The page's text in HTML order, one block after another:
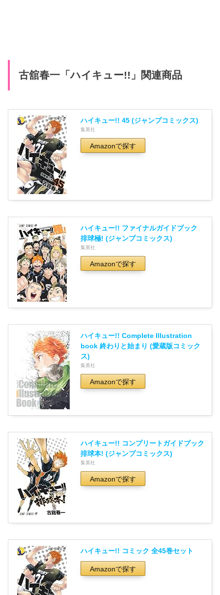
古舘春一「ハイキュー!!」関連商品
ハイキュー!! 45 (ジャンプコミックス)
集英社
Amazonで探す
ハイキュー!! ファイナルガイドブック
排球極! (ジャンプコミックス)
集英社
Amazonで探す
ハイキュー!! Complete Illustration
book 終わりと始まり (愛蔵版コミック
ス)
集英社
Amazonで探す
ハイキュー!! コンプリートガイドブック
排球本! (ジャンプコミックス)
集英社
Amazonで探す
ハイキュー!! コミック 全45巻セット
Amazonで探す